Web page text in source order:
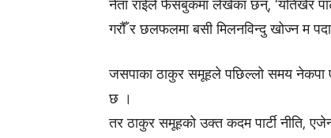
नेता राईले फेसबुकमा लेखेका छन्‌‚ ‘यतिखेर
गरौँर छलफलमा बसी मिलनविन्दु खोज्न म
जसपाकाठाकुर समूहले पछिल्लो समय नेकपा
छ ।
तर ठाकुर समूहको उक्त कदम पार्टी नीति‚